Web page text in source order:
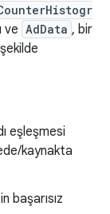
ve AdData , bir
eşleşmesi
kaynakta
başarısız